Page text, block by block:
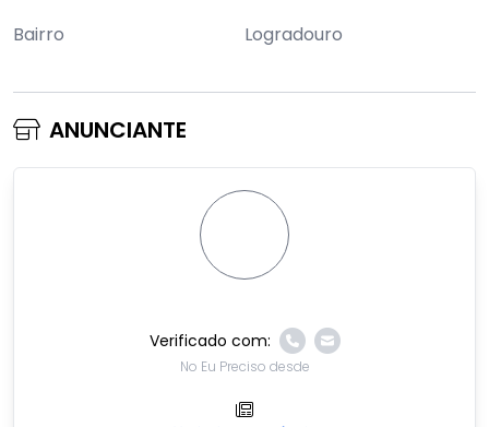
Bairro
Logradouro
ANUNCIANTE
Verificado com:
No Eu Preciso desde